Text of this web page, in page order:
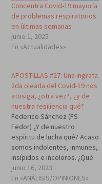
Concentra Covid-19 mayoría
de problemas respiratorios
en últimas semanas
junio 1, 2025
En «Actualidades»
APOSTILLAS #27: Una ingrata
2da oleada del Covid-19 nos
atosiga, ¿otra vez?, ¿y de
nuestra resiliencia qué?
Federico Sánchez (FS
Fedor) ¿Y de nuestro
espíritu de lucha qué? Acaso
somos indolentes, inmunes,
insípidos e incoloros. ¿Qué
cree se bicho raro, que no
nos defenderemos? ¿Acaso
junio 16, 2023
En «ANÁLISIS/OPINIONES»